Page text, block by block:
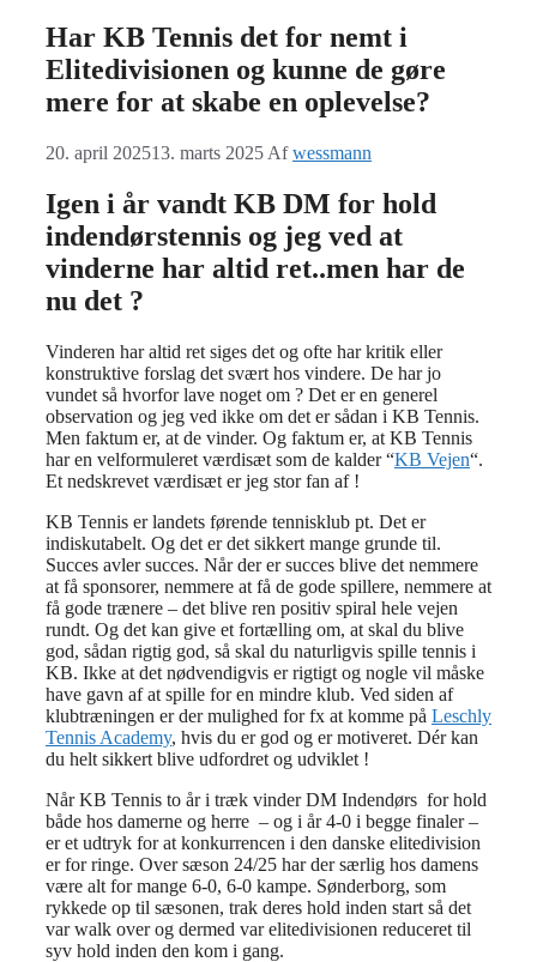
Har KB Tennis det for nemt i
Elitedivisionen og kunne de gøre
mere for at skabe en oplevelse?
20. april 202513. marts 2025 Afwessmann
Igen i år vandt KB DM for hold
indendørstennis og jeg ved at
vinderne har altid ret..men har de
nu det ?
Vinderen har altid ret siges det og ofte har kritik eller
konstruktive forslag det svært hos vindere. De har jo
vundet så hvorfor lave noget om ? Det er en generel
observation og jeg ved ikke om det er sådan i KB Tennis.
Men faktum er, at de vinder. Og faktum er, at KB Tennis
har en velformuleret værdisæt som de kalder “KB Vejen“.
Et nedskrevet værdisæt er jeg stor fan af !
KB Tennis er landets førende tennisklub pt. Det er
indiskutabelt. Og det er det sikkert mange grunde til.
Succes avler succes. Når der er succes blive det nemmere
at få sponsorer, nemmere at få de gode spillere, nemmere at
få gode trænere – det blive ren positiv spiral hele vejen
rundt. Og det kan give et fortælling om, at skal du blive
god, sådan rigtig god, så skal du naturligvis spille tennis i
KB. Ikke at det nødvendigvis er rigtigt og nogle vil måske
have gavn af at spille for en mindre klub. Ved siden af
klubtræningen er der mulighed for fx at komme på Leschly
Tennis Academy, hvis du er god og er motiveret. Dér kan
du helt sikkert blive udfordret og udviklet !
Når KB Tennis to år i træk vinder DM Indendørs for hold
både hos damerne og herre – og i år 4-0 i begge finaler –
er et udtryk for at konkurrencen i den danske elitedivision
er for ringe. Over sæson 24/25 har der særlig hos damens
være alt for mange 6-0, 6-0 kampe. Sønderborg, som
rykkede op til sæsonen, trak deres hold inden start så det
var walk over og dermed var elitedivisionen reduceret til
syv hold inden den kom i gang.